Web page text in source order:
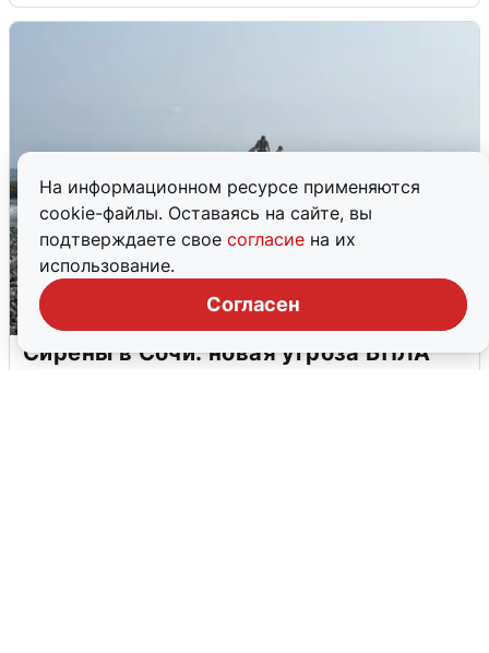
На информационном ресурсе применяются
cookie-файлы. Оставаясь на сайте, вы
подтверждаете свое согласие на их
использование.
Согласен
Сирены в Сочи: новая угроза БПЛА